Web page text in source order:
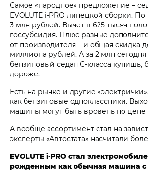
Самое «народное» предложение –
EVOLUTE i‑PRO липецкой сборки. По
3 млн рублей. Вычет в 625 тысяч
госсубсидия. Плюс разные
от производителя – и общая скидка
миллиона рублей. А за 2 млн
бензиновый седан С‑класса купишь,
дороже.
Есть на рынке и другие
как бензиновые одноклассники.
машины могут быть вровень по
А вообще ассортимент стал на
эксперты «Автостата» насчитали
EVOLUTE i‑PRO стал
рожденным как обычная машина с